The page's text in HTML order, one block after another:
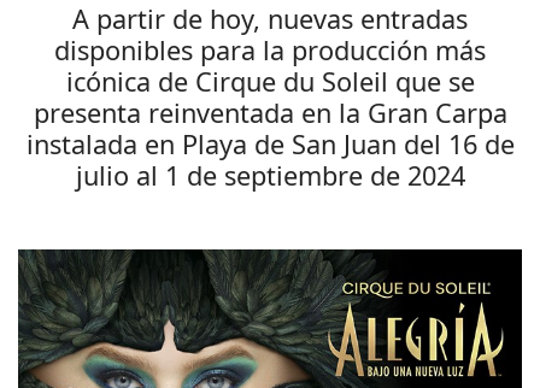
A partir de hoy, nuevas entradas
disponibles para la producción más
icónica de Cirque du Soleil que se
presenta reinventada en la Gran Carpa
instalada en Playa de San Juan del 16 de
julio al 1 de septiembre de 2024